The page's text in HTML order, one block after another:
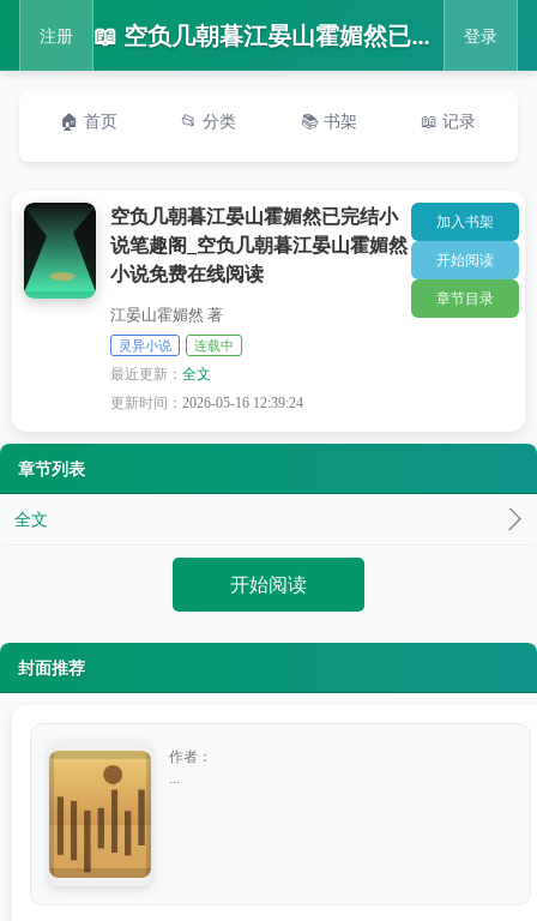
注册 📖 空负几朝暮江晏山霍媚然已完结小说笔趣阁_空负几朝暮江晏山霍媚然小说免费在线阅读 登录
🏠 首页 📂 分类 📚 书架 📖 记录
空负几朝暮江晏山霍媚然已完结小
说笔趣阁_空负几朝暮江晏山霍媚然
小说免费在线阅读
江晏山霍媚然 著
灵异小说 连载中
最近更新：全文
更新时间：2026-05-16 12:39:24
加入书架
开始阅读
章节目录
章节列表
全文
开始阅读
封面推荐
作者：